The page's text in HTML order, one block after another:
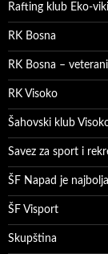
Rafting klub Eko-
RK Bosna
RK Bosna – veterani
RK Visoko
Šahovski klub
Savez za sport i
ŠF Napad je
ŠF Visport
Skupština